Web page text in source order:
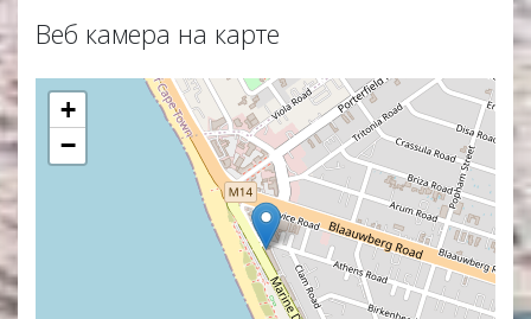
Веб камера на карте
+
−